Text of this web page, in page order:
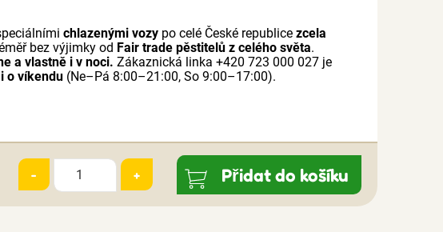
chlazenými vozy po celé České republicezcela
bez výjimky od Fair trade pěstitelů z celého světa.
a vlastně i v noci. Zákaznická linka +420 723 000 027 je
o víkendu (Ne–Pá 8:00–21:00, So 9:00–17:00).
- + Přidat do košíku